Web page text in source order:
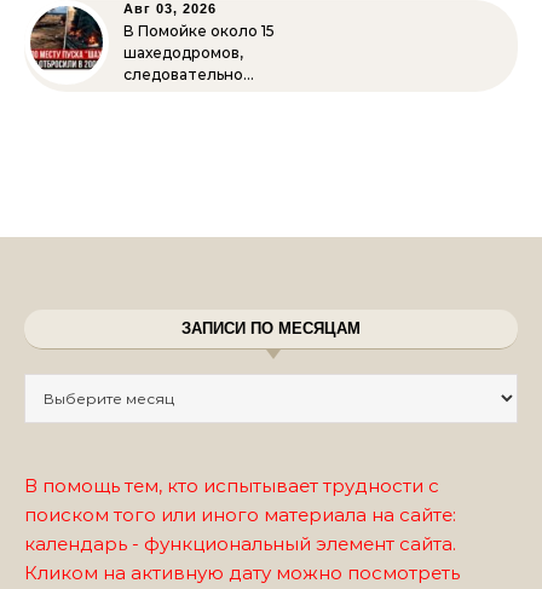
Авг 03, 2026
В Помойке около 15
шахедодромов,
следовательно…
ЗАПИСИ ПО МЕСЯЦАМ
В помощь тем, кто испытывает трудности с
поиском того или иного материала на сайте:
календарь - функциональный элемент сайта.
Кликом на активную дату можно посмотреть